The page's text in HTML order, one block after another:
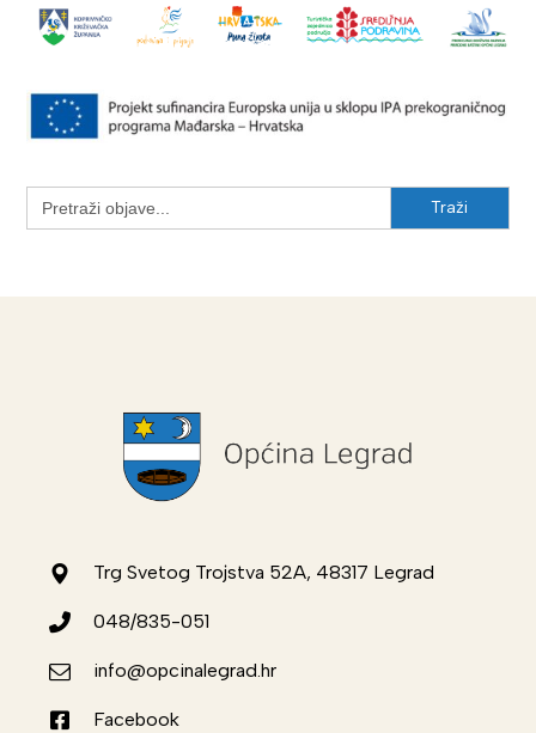
Search
for:
Trg Svetog Trojstva 52A, 48317 Legrad
048/835-051
info@opcinalegrad.hr
Facebook